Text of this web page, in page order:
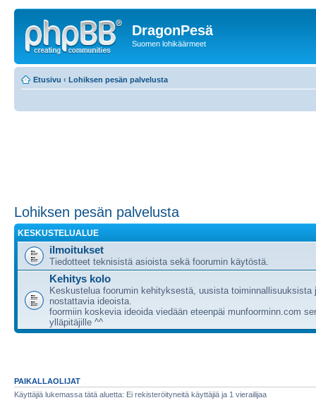
DragonPesä
Suomen lohikäärmeet
Etusivu ‹ Lohiksen pesän palvelusta
Lohiksen pesän palvelusta
KESKUSTELUALUE
ilmoitukset
Tiedotteet teknisistä asioista sekä foorumin käytöstä.
Kehitys kolo
Keskustelua foorumin kehityksestä, uusista toiminnallisuuksista
nostattavia ideoista.
foormiin koskevia ideoida viedään eteenpäi munfoorminn.com
ylläpitäjille ^^
PAIKALLAOLIJAT
Käyttäjiä lukemassa tätä aluetta: Ei rekisteröityneitä käyttäjiä ja 1 vierailijaa